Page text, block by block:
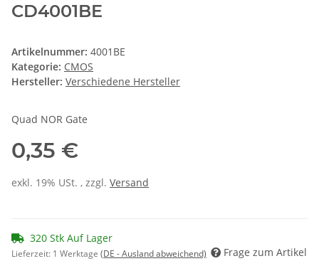
CD4001BE
Artikelnummer: 4001BE
Kategorie: CMOS
Hersteller: Verschiedene Hersteller
Quad NOR Gate
0,35 €
exkl. 19% USt. , zzgl. Versand
320 Stk Auf Lager
Lieferzeit: 1 Werktage (DE - Ausland abweichend) Frage zum Artikel